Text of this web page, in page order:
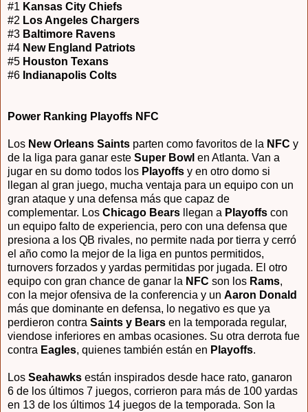
#1 Kansas City Chiefs
#2 Los Angeles Chargers
#3 Baltimore Ravens
#4 New England Patriots
#5 Houston Texans
#6 Indianapolis Colts
Power Ranking Playoffs NFC
Los New Orleans Saints parten como favoritos de la NFC y
de la liga para ganar este Super Bowl en Atlanta. Van a
jugar en su domo todos los Playoffs y en otro domo si
llegan al gran juego, mucha ventaja para un equipo con un
gran ataque y una defensa más que capaz de
complementar. Los Chicago Bears llegan a Playoffs con
un equipo falto de experiencia, pero con una defensa que
presiona a los QB rivales, no permite nada por tierra y cerró
el año como la mejor de la liga en puntos permitidos,
turnovers forzados y yardas permitidas por jugada. El otro
equipo con gran chance de ganar la NFC son los Rams,
con la mejor ofensiva de la conferencia y un Aaron Donald
más que dominante en defensa, lo negativo es que ya
perdieron contra Saints y Bears en la temporada regular,
viendose inferiores en ambas ocasiones. Su otra derrota fue
contra Eagles, quienes también están en Playoffs.
Los Seahawks están inspirados desde hace rato, ganaron
6 de los últimos 7 juegos, corrieron para más de 100 yardas
en 13 de los últimos 14 juegos de la temporada. Son la